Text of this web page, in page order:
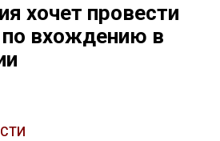
хочет провести
вхождению в